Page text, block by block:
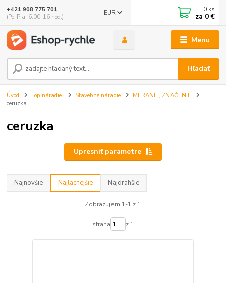
Menu
EUR
Hľadať
+421 908 775 701
(Po-Pia, 6:00-16 hod.)
0 ks
za 0 €
Úvod Top náradie Stavebné náradie
MERANIE, ZNAČENIE
ceruzka
ceruzka
Upresniť parametre
Najnovšie Najlacnejšie Najdrahšie
Zobrazujem 1-1 z 1
strana z 1